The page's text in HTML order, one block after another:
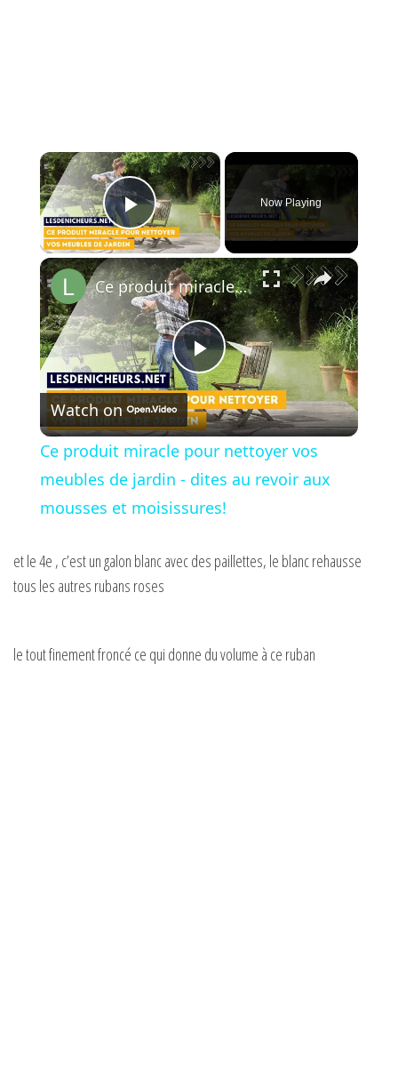
×
Play Video
Now Playing
×
P
l
a
Ce produit miracle pour nettoyer vos meubles de jardin - dites au revoir aux mousses et moisissures!
Watch on
Ce produit miracle pour nettoyer vos
meubles de jardin - dites au revoir aux
mousses et moisissures!
et le 4e , c’est un galon blanc avec des paillettes, le blanc rehausse
tous les autres rubans roses
le tout finement froncé ce qui donne du volume à ce ruban